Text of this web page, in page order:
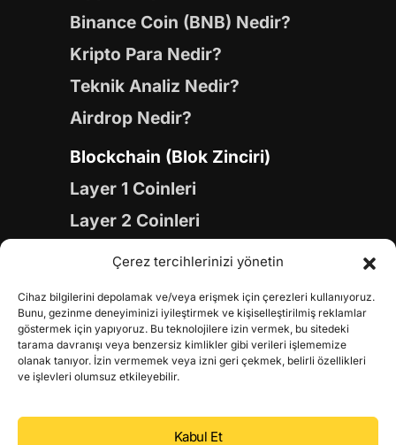
Çerez tercihlerinizi yönetin
Cihaz bilgilerini depolamak ve/veya erişmek için çerezleri kullanıyoruz.
Bunu, gezinme deneyiminizi iyileştirmek ve kişiselleştirilmiş reklamlar
göstermek için yapıyoruz. Bu teknolojilere izin vermek, bu sitedeki
tarama davranışı veya benzersiz kimlikler gibi verileri işlememize
olanak tanıyor. İzin vermemek veya izni geri çekmek, belirli özellikleri
ve işlevleri olumsuz etkileyebilir.
Kabul Et
Binance Coin (BNB) Nedir?
Kripto Para Nedir?
Teknik Analiz Nedir?
Airdrop Nedir?
Blockchain (Blok Zinciri)
Layer 1 Coinleri
Layer 2 Coinleri
Yapay Zeka (AI) Coinleri
Gaming Coinleri
RWA Coinleri
DeFi Coinleri
DePIN Coinleri